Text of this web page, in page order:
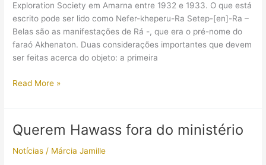
Exploration Society em Amarna entre 1932 e 1933. O que está
escrito pode ser lido como Nefer-kheperu-Ra Setep-[en]-Ra –
Belas são as manifestações de Rá -, que era o pré-nome do
faraó Akhenaton. Duas considerações importantes que devem
ser feitas acerca do objeto: a primeira
[Imagem]
Akhenaton
Read More »
Querem Hawass fora do ministério
Notícias / Márcia Jamille